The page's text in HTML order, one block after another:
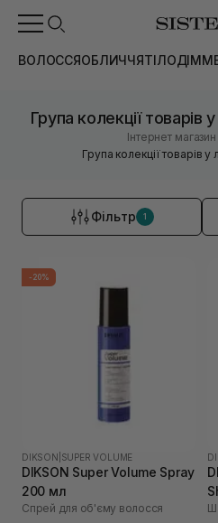
ВОЛОССЯОБЛИЧЧЯТІЛОДІМ
Група колекції товарів
Інтернет
Група колекції товарів у
Фільтр 1
-20%
DIKSON SUPER VOLUME
DIKSON Super Volume Spray
200 мл
Спрей для об'єму волосся